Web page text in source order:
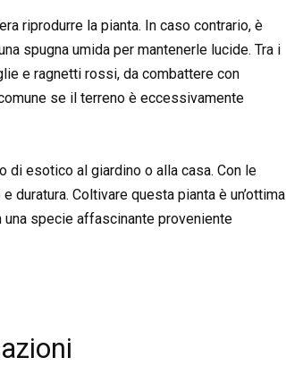
riprodurre la pianta. In caso contrario, è
spugna umida per mantenerle lucide. Tra i
e ragnetti rossi, da combattere con
se il terreno è eccessivamente
di esotico al giardino o alla casa. Con le
duratura. Coltivare questa pianta è un’ottima
specie affascinante proveniente